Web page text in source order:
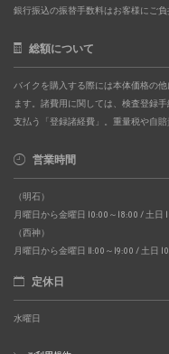
銀行振込の振替手数料はお客様にご
総額について
バイクを購入する際には本体価格の
ます。諸費用に関しては、検査登録
支払う「登録諸経費」。重量税や自
営業時間
（明石）
月曜日から金曜日 10:00～18:00 / 土日
（西神）
月曜日から金曜日 11:00～19:00 / 土日
定休日
水曜日